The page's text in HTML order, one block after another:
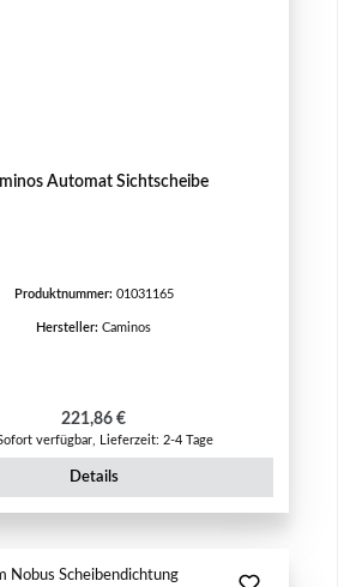
Automat Sichtscheibe
Produktnummer: 01031165
Hersteller: Caminos
Regulärer Preis:
221,86 €
verfügbar, Lieferzeit: 2-4 Tage
Details